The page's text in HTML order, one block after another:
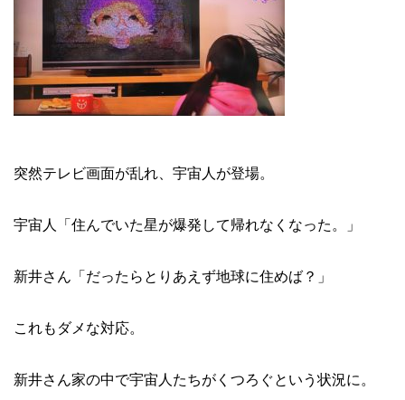
突然テレビ画面が乱れ、宇宙人が登場。
宇宙人「住んでいた星が爆発して帰れなくなった。」
新井さん「だったらとりあえず地球に住めば？」
これもダメな対応。
新井さん家の中で宇宙人たちがくつろぐという状況に。